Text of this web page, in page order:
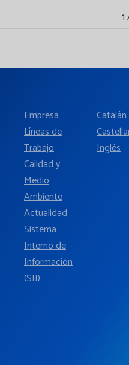
Empresa
Líneas de
Trabajo
Calidad y
Medio
Ambiente
Actualidad
Sistema
Interno de
Información
(SII)
Catalán
Inglés